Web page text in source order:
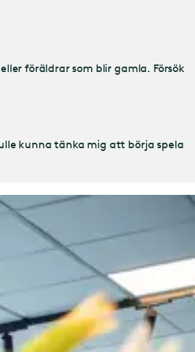
föräldrar som blir gamla. Försök
kunna tänka mig att börja spela